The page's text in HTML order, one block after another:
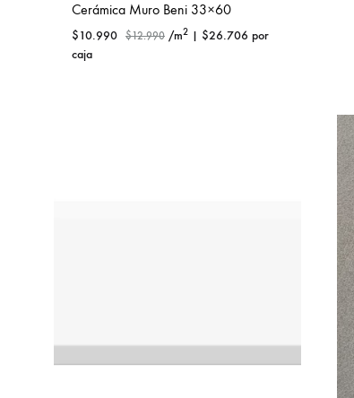
Cerámica Muro Beni 33×60
$10.990 $12.990 /m2 | $26.706 por
caja